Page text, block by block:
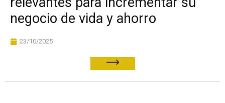
negocio de vida y ahorro
23/10/2025